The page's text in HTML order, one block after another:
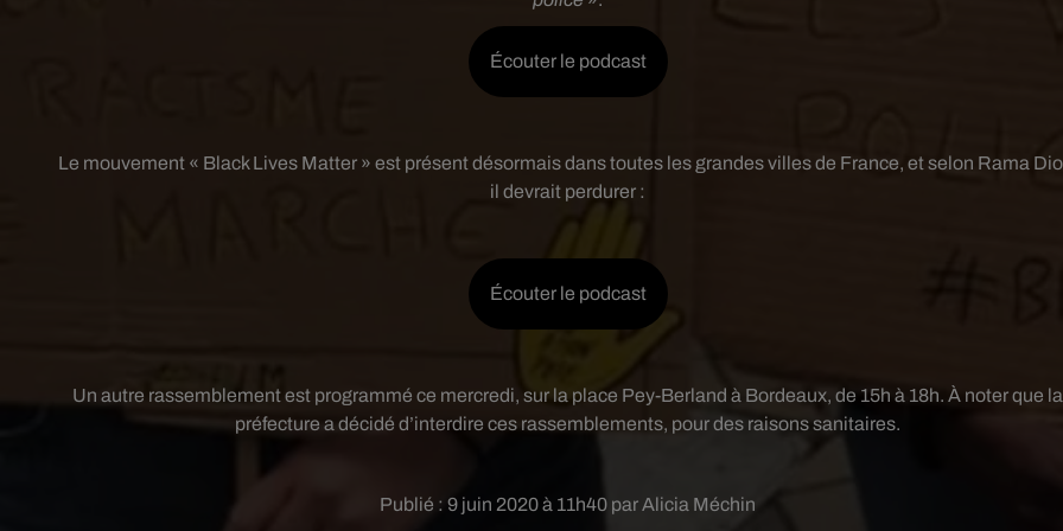
Publié : 9 juin 2020 à 11h40 par Alicia Méchin
Écouter le podcast
Le mouvement « Black Lives Matter » est présent désormais dans toutes les grandes villes de France, et selon Rama
il devrait perdurer :
Écouter le podcast
Un autre rassemblement est programmé ce mercredi, sur la place Pey-Berland à Bordeaux, de 15h à 18h. À noter que la
préfecture a décidé d’interdire ces rassemblements, pour des raisons sanitaires.